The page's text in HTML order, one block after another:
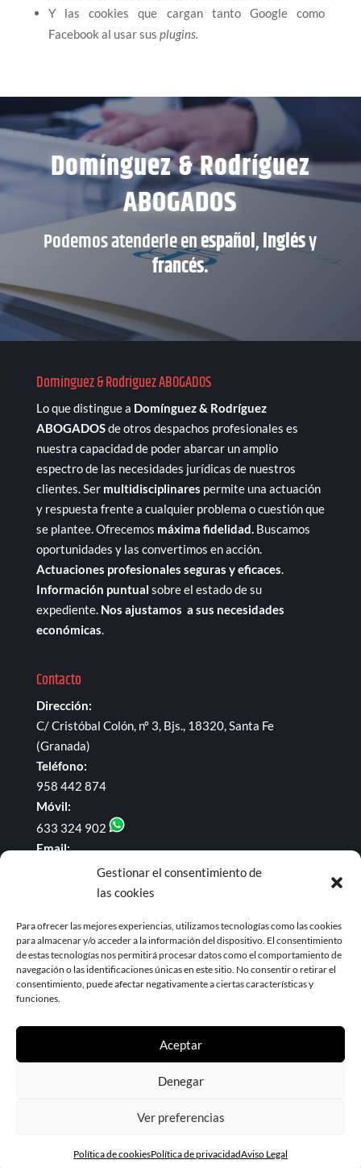
Gestionar el consentimiento de
las cookies
Para ofrecer las mejores experiencias, utilizamos tecnologías como las cookies
para almacenar y/o acceder a la información del dispositivo. El consentimiento
de estas tecnologías nos permitirá procesar datos como el comportamiento de
navegación o las identificaciones únicas en este sitio. No consentir o retirar el
consentimiento, puede afectar negativamente a ciertas características y
funciones.
Aceptar
Denegar
Ver preferencias
Política de cookiesPolítica de privacidadAviso Legal
Y las cookies que cargan tanto Google como
Facebook al usar sus plugins.
Domínguez & Rodríguez
ABOGADOS
Podemos atenderle enespañol,inglésy
francés.
Domínguez & Rodríguez ABOGADOS
Lo que distingue a Domínguez & Rodríguez
ABOGADOSde otros despachos profesionales es
nuestra capacidad de poder abarcar un amplio
espectro de las necesidades jurídicas de nuestros
clientes. Ser multidisciplinares permite una actuación
y respuesta frente a cualquier problema o cuestión que
se plantee. Ofrecemos máxima fidelidad.Buscamos
oportunidades y las convertimos en acción.
Actuaciones profesionales seguras y eficaces.
Información puntual sobre el estado de su
expediente. Nos ajustamos a sus necesidades
económicas.
Contacto
Dirección:
C/ Cristóbal Colón, nº 3, Bjs., 18320, Santa Fe
(Granada)
Teléfono:
958 442 874
Móvil:
633 324 902
Email:
administracion@dominguezyrodriguezabogados.com
Enlaces de interés
BOE
BOP de Granada
Noticias Jurídicas
© 2023 Domínguez & Rodríguez ABOGADOS |
abogados